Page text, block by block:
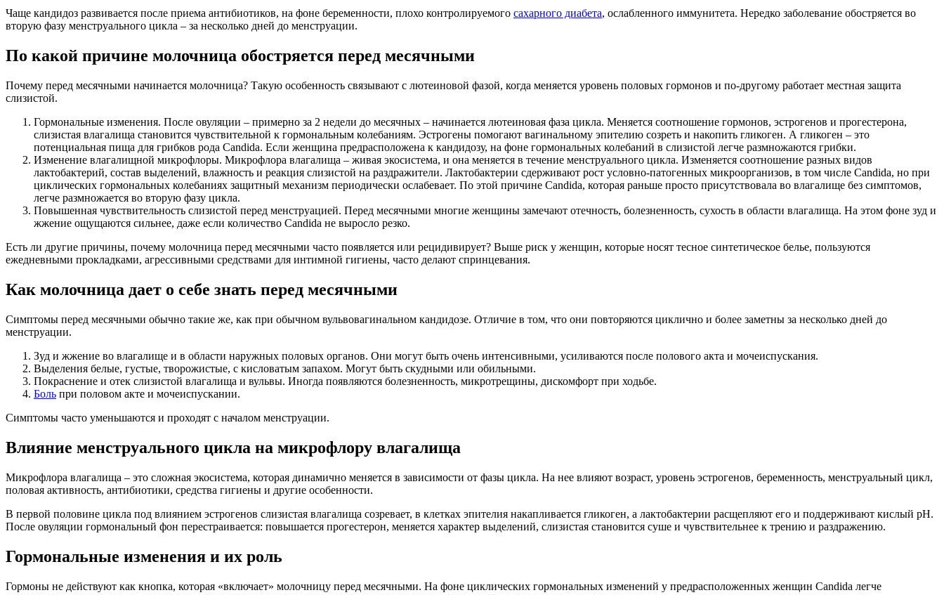
Чаще кандидоз развивается после приема антибиотиков, на фоне беременности, плохо контролируемого сахарного диабета, ослабленного иммунитета. Нередко заболевание обостряется во
вторую фазу менструального цикла – за несколько дней до менструации.
По какой причине молочница обостряется перед месячными
Почему перед месячными начинается молочница? Такую особенность связывают с лютеиновой фазой, когда меняется уровень половых гормонов и по-другому работает местная защита
слизистой.
Гормональные изменения. После овуляции – примерно за 2 недели до месячных – начинается лютеиновая фаза цикла. Меняется соотношение гормонов, эстрогенов и прогестерона,
слизистая влагалища становится чувствительной к гормональным колебаниям. Эстрогены помогают вагинальному эпителию созреть и накопить гликоген. А гликоген – это
потенциальная пища для грибков рода Candida. Если женщина предрасположена к кандидозу, на фоне гормональных колебаний в слизистой легче размножаются грибки.
Изменение влагалищной микрофлоры. Микрофлора влагалища – живая экосистема, и она меняется в течение менструального цикла. Изменяется соотношение разных видов
лактобактерий, состав выделений, влажность и реакция слизистой на раздражители. Лактобактерии сдерживают рост условно-патогенных микроорганизов, в том числе Candida, но при
циклических гормональных колебаниях защитный механизм периодически ослабевает. По этой причине Candida, которая раньше просто присутствовала во влагалище без симптомов,
легче размножается во вторую фазу цикла.
Повышенная чувствительность слизистой перед менструацией. Перед месячными многие женщины замечают отечность, болезненность, сухость в области влагалища. На этом фоне зуд и
жжение ощущаются сильнее, даже если количество Candida не выросло резко.
Есть ли другие причины, почему молочница перед месячными часто появляется или рецидивирует? Выше риск у женщин, которые носят тесное синтетическое белье, пользуются
ежедневными прокладками, агрессивными средствами для интимной гигиены, часто делают спринцевания.
Как молочница дает о себе знать перед месячными
Симптомы перед месячными обычно такие же, как при обычном вульвовагинальном кандидозе. Отличие в том, что они повторяются циклично и более заметны за несколько дней до
менструации.
Зуд и жжение во влагалище и в области наружных половых органов. Они могут быть очень интенсивными, усиливаются после полового акта и мочеиспускания.
Выделения белые, густые, творожистые, с кисловатым запахом. Могут быть скудными или обильными.
Покраснение и отек слизистой влагалища и вульвы. Иногда появляются болезненность, микротрещины, дискомфорт при ходьбе.
Боль при половом акте и мочеиспускании.
Симптомы часто уменьшаются и проходят с началом менструации.
Влияние менструального цикла на микрофлору влагалища
Микрофлора влагалища – это сложная экосистема, которая динамично меняется в зависимости от фазы цикла. На нее влияют возраст, уровень эстрогенов, беременность, менструальный цикл,
половая активность, антибиотики, средства гигиены и другие особенности.
В первой половине цикла под влиянием эстрогенов слизистая влагалища созревает, в клетках эпителия накапливается гликоген, а лактобактерии расщепляют его и поддерживают кислый pH.
После овуляции гормональный фон перестраивается: повышается прогестерон, меняется характер выделений, слизистая становится суше и чувствительнее к трению и раздражению.
Гормональные изменения и их роль
Гормоны не действуют как кнопка, которая «включает» молочницу перед месячными. На фоне циклических гормональных изменений у предрасположенных женщин Candida легче